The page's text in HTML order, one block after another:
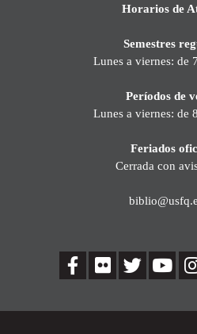
Horarios de
Semestres
Lunes a viernes: de
Períodos de
Lunes a viernes: de
Feriados
Cerrada con